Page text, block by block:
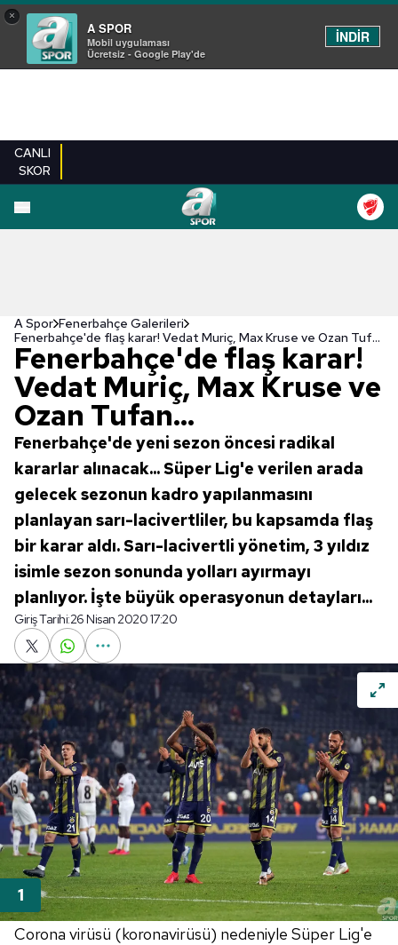
×
A SPOR
Mobil uygulaması
Ücretsiz - Google Play'de
İNDİR
CANLI
SKOR
EN YENILER
A Spor Fenerbahçe Galerileri
Fenerbahçe'de flaş karar! Vedat Muriç, Max Kruse ve Ozan Tufan...
Fenerbahçe'de flaş karar!
Vedat Muriç, Max Kruse ve
Ozan Tufan...
Fenerbahçe'de yeni sezon öncesi radikal
kararlar alınacak... Süper Lig'e verilen arada
gelecek sezonun kadro yapılanmasını
planlayan sarı-lacivertliler, bu kapsamda flaş
bir karar aldı. Sarı-lacivertli yönetim, 3 yıldız
isimle sezon sonunda yolları ayırmayı
planlıyor. İşte büyük operasyonun detayları...
Giriş Tarihi:26 Nisan 2020 17:20
Corona virüsü (koronavirüsü) nedeniyle Süper Lig'e